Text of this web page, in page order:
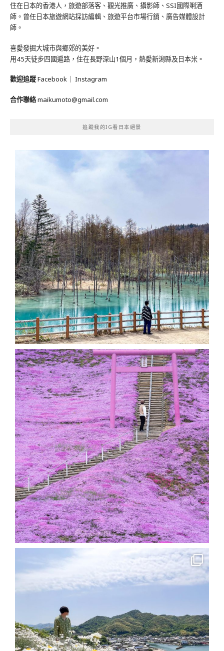
住在日本的香港人，旅遊部落客、觀光推廣、攝影師、SSI國際唎酒
師。曾任日本旅遊網站採訪編輯、旅遊平台市場行銷、廣告媒體設計
師。
喜愛發掘大城市與鄉郊的美好。
用45天徒步四國遍路，住在長野深山1個月，熱愛新潟縣及日本米。
歡迎追蹤Facebook ｜ Instagram
合作聯絡maikumoto@gmail.com
追蹤我的IG看日本絕景